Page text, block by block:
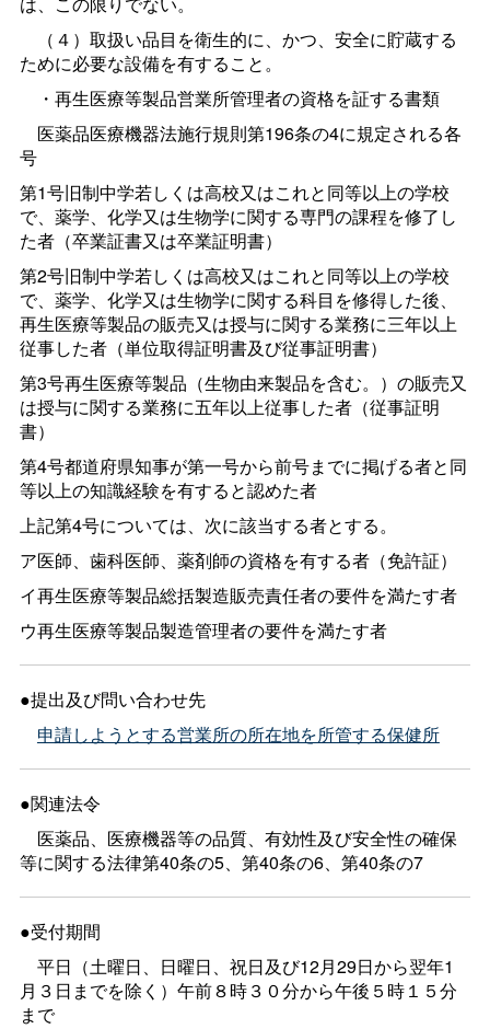
（４）取扱い品目を衛生的に、かつ、安全に貯蔵する
ために必要な設備を有すること。
・再生医療等製品営業所管理者の資格を証する書類
医薬品医療機器法施行規則第196条の4に規定される各
号
第1号旧制中学若しくは高校又はこれと同等以上の学校
で、薬学、化学又は生物学に関する専門の課程を修了し
た者（卒業証書又は卒業証明書）
第2号旧制中学若しくは高校又はこれと同等以上の学校
で、薬学、化学又は生物学に関する科目を修得した後、
再生医療等製品の販売又は授与に関する業務に三年以上
従事した者（単位取得証明書及び従事証明書）
第3号再生医療等製品（生物由来製品を含む。）の販売又
は授与に関する業務に五年以上従事した者（従事証明
書）
第4号都道府県知事が第一号から前号までに掲げる者と同
等以上の知識経験を有すると認めた者
上記第4号については、次に該当する者とする。
ア医師、歯科医師、薬剤師の資格を有する者（免許証）
イ再生医療等製品総括製造販売責任者の要件を満たす者
ウ再生医療等製品製造管理者の要件を満たす者
●提出及び問い合わせ先
申請しようとする営業所の所在地を所管する保健所
●関連法令
医薬品、医療機器等の品質、有効性及び安全性の確保
等に関する法律第40条の5、第40条の6、第40条の7
●受付期間
平日（土曜日、日曜日、祝日及び12月29日から翌年1
月３日までを除く）午前８時３０分から午後５時１５分
まで